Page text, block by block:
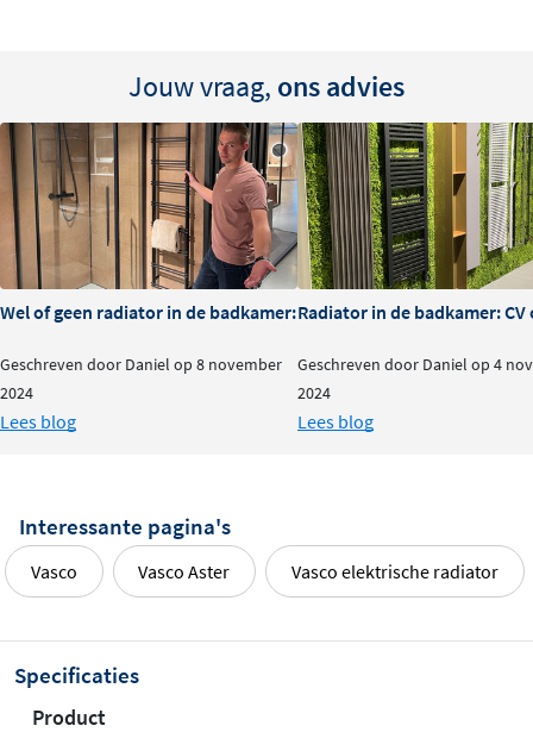
Jouw vraag, ons advies
Wel of geen radiator in de badkamer: is het nodig?
Geschreven door Daniel op 8 november
2024
Lees blog
Radiator in de badkamer:
Geschreven door Daniel op 4
2024
Lees blog
Interessante pagina's
Vasco Vasco Aster Vasco elektrische radiator
Specificaties
Product